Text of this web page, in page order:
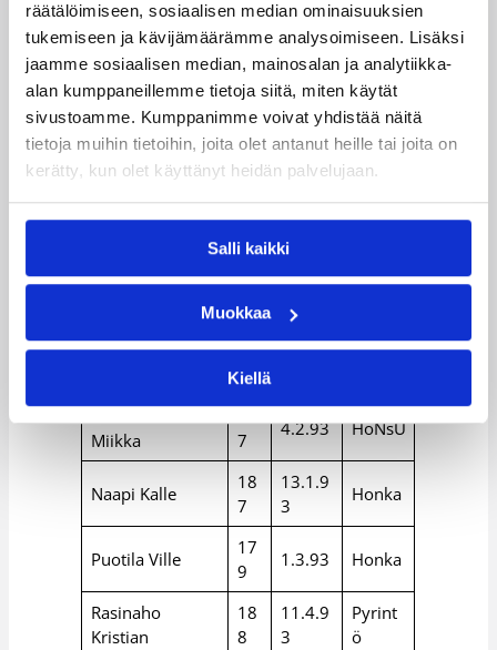
räätälöimiseen, sosiaalisen median ominaisuuksien
tukemiseen ja kävijämäärämme analysoimiseen. Lisäksi
jaamme sosiaalisen median, mainosalan ja analytiikka-
alan kumppaneillemme tietoja siitä, miten käytät
sivustoamme. Kumppanimme voivat yhdistää näitä
tietoja muihin tietoihin, joita olet antanut heille tai joita on
kerätty, kun olet käyttänyt heidän palvelujaan.
Salli kaikki
Muokkaa
Kiellä
Caven Joonas
20
3
9.1.93
Pyrint
ö
Dolenc Daniel
20
2
10.8.9
3
EBT
Herbert Mikael
19
9
27.7.9
3
Korihai
t
18
7
Laakkonen
19
8
Pyrint
Lehtoranta
18
4
25.2.9
Miikka
7
4.2.93 HoNsU
Naapi Kalle
18
7
13.1.9
3
Honka
Puotila Ville
17
9
1.3.93 Honka
Rasinaho
Kristian
18
8
11.4.9
3
Pyrint
ö